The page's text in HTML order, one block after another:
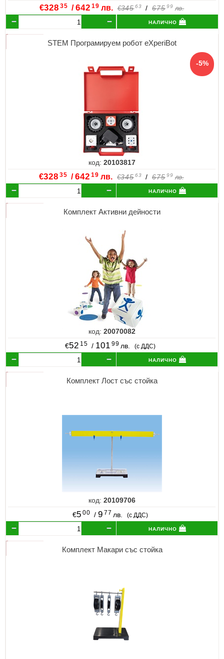
€328 35 /642 19 лв. €34563 / 675 99 лв.
налично
STEM Програмируем робот eXperiBot
код: 20103817
€328 35 /642 19 лв. €34563 / 675 99 лв.
налично
Комплект Активни дейности
код: 20070082
€52 15 / 101 99 лв. (с ДДС)
налично
Комплект Лост със стойка
код: 20109706
€5 00 / 9 77 лв. (с ДДС)
налично
Комплект Макари със стойка